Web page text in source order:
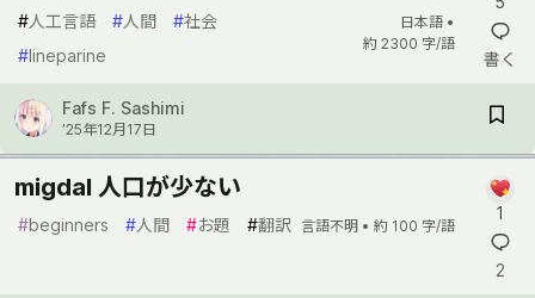
#人工言語 #人間 #社会
#lineparine
日本語 •
約 2300 字/語
書く
Fafs F. Sashimi
’25年12月17日
migdal 人口が少ない
#beginners #人間 #お題 #翻訳 言語不明 • 約 100 字/語
1
2